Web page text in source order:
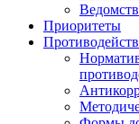
Приоритеты